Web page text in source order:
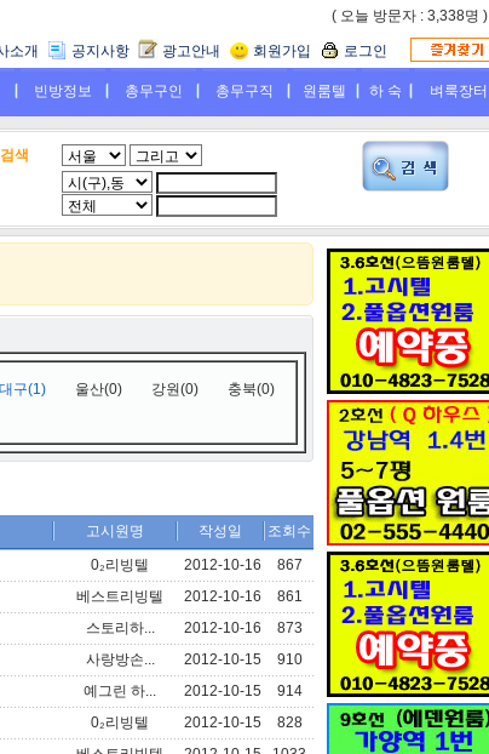
( 오늘 방문자 : 3,338명 )
소개 공지사항 광고안내 회원가입 로그인
빈방정보 총무구인 총무구직 원룸텔 하 숙 벼룩장터
색
대구(1) 울산(0) 강원(0)
충북(0)
고시원명 작성일
조회수
0₂리빙텔 2012-10-16
867
베스트리빙텔 2012-10-16
861
스토리하... 2012-10-16
873
사랑방손... 2012-10-15
910
예그린 하... 2012-10-15
914
0₂리빙텔 2012-10-15
828